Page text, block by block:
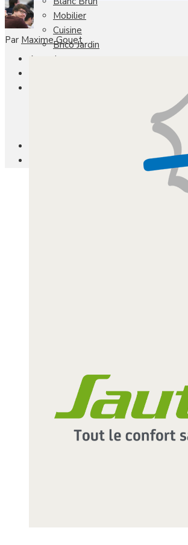
Mobilier
Cuisine
Brico Jardin
Agenda
Par Maxime Gouet